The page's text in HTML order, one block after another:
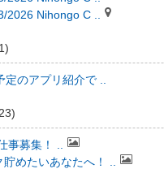
2026 Nihongo C ..
のアプリ紹介で ..
事募集！ ..
めたいあなたへ！ ..